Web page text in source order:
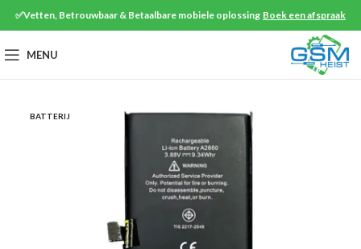
✅Vetten, Betrouwbaar & Betaalbare mobiele oplossing Boek een afspraak
MENU
BATTERIJ